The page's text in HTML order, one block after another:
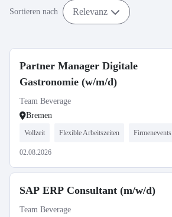
Sortieren nach Relevanz
Partner Manager Digitale
Gastronomie (w/m/d)
Team Beverage
Bremen
Vollzeit Flexible Arbeitszeiten Firmenevents
02.08.2026
SAP ERP Consultant (m/w/d)
Team Beverage